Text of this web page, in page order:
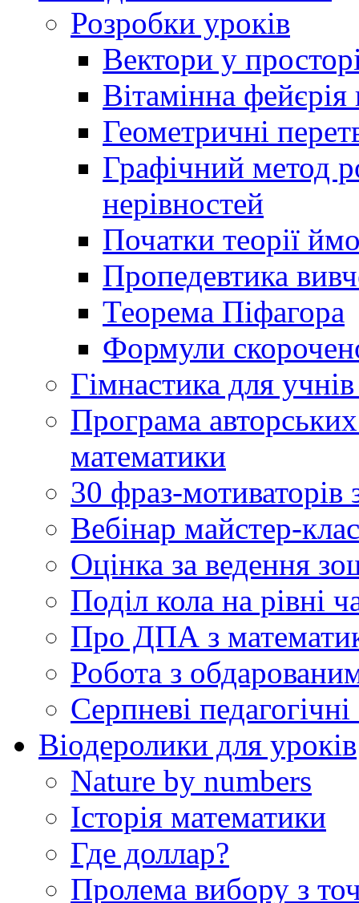
Розробки уроків
Вектори у
Вітамінна фейєрія
Геометричні
Графічний метод
нерівностей
Початки теорії
Пропедевтика
Теорема Піфагора
Формули
Гімнастика для
Програма
математики
30 фраз-
Вебінар майстер-клас
Оцінка за ведення
Поділ кола на рівні
Про ДПА з
Робота з
Серпневі
Віодеролики для уроків
Nature by numbers
Історія математики
Где доллар?
Пролема вибору з